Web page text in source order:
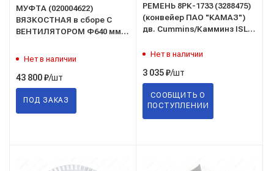
МУФТА (020004622)
ВЯЗКОСТНАЯ в сборе С
ВЕНТИЛЯТОРОМ Ф640 мм
дв. Cummins/Камминз)
Нет в наличии
43 800₽/шт
ПОД ЗАКАЗ
РЕМЕНЬ 8РК-1733 (3288475)
(конвейер ПАО "КАМАЗ")
дв. Cummins/Камминз ISLe,
Нет в наличии
3 035₽/шт
СООБЩИТЬ О
ПОСТУПЛЕНИИ